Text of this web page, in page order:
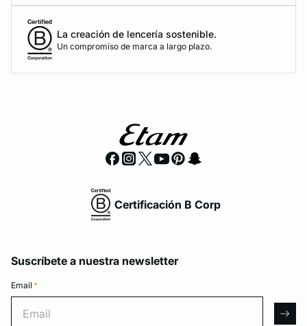
La creación de lencería sostenible.
Un compromiso de marca a largo plazo.
Certificación B Corp
Suscríbete a nuestra newsletter
Email *